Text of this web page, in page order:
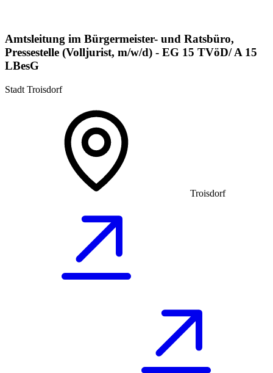
Amtsleitung im Bürgermeister- und Ratsbüro,
Pressestelle (Volljurist, m/w/d) - EG 15 TVöD/ A 15
LBesG
Stadt Troisdorf
Troisdorf